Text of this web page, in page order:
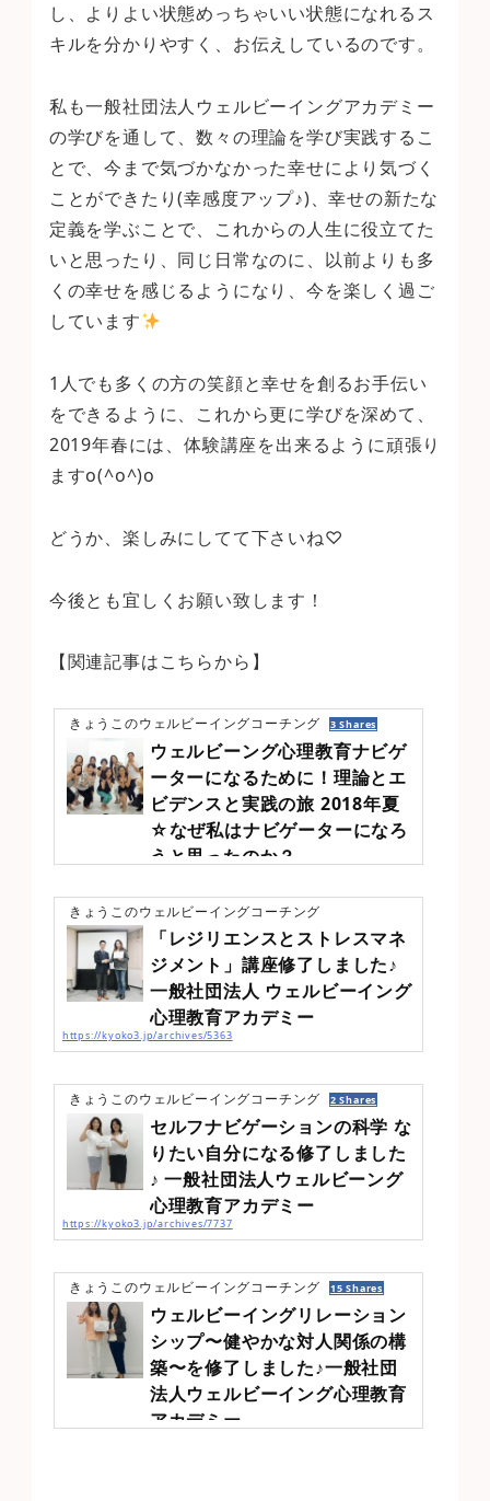
し、よりよい状態めっちゃいい状態になれるス
キルを分かりやすく、お伝えしているのです。
私も一般社団法人ウェルビーイングアカデミー
の学びを通して、数々の理論を学び実践するこ
とで、今まで気づかなかった幸せにより気づく
ことができたり(幸感度アップ♪)、幸せの新たな
定義を学ぶことで、これからの人生に役立てた
いと思ったり、同じ日常なのに、以前よりも多
くの幸せを感じるようになり、今を楽しく過ご
しています
1人でも多くの方の笑顔と幸せを創るお手伝い
をできるように、これから更に学びを深めて、
2019年春には、体験講座を出来るように頑張り
ますo(^o^)o
どうか、楽しみにしてて下さいね♡
今後とも宜しくお願い致します！
【関連記事はこちらから】
きょうこのウェルビーイングコーチング 3 Shares
ウェルビーング心理教育ナビゲ
ーターになるために！理論とエ
ビデンスと実践の旅 2018年夏
☆なぜ私はナビゲーターになろ
うと思ったのか？
ビゲーターになるために、7/ 13・14 8/10の3日間、計19時間の講座を学びま
した☆そもそも私はなぜ？ナビゲーターを目指そうかと思ったのか？(笑)それは、
awe（オー）の理念と、設立目的に共感したからなのです！理念幸せに関する科
学的知見を人生に活かす。設立の目的「人や社会を幸せに導く、科学的根拠に基
づいた理論と方法」を学び、実践し、自分の人生を自分で創造できる人たちを増
やすこと。ポジティブ心理学をはじめとするエビデンスに基づいた理論やス...
きょうこのウェルビーイングコーチング
「レジリエンスとストレスマネ
ジメント」講座修了しました♪
一般社団法人 ウェルビーイング
心理教育アカデミー
https://kyoko3.jp/archives/5363
前回3/10にストレスマネジメントについて学びましたが、3/27レジリエンスに
は何か？②レジリエンスを高める要因③レジリエンスの認知テクニックレジリ
エンスとは「元に戻っていく力」の事を言います人は、失敗や逆境・困難な状況
に陥って、心が傷つく事がありますでも、大丈夫！体に自然治癒力があるよう
に、心にも治癒力があるのですそれがレジリエンスなんですそしてレジリエンス
は誰でも持っているのですどんなに傷ついて、もうダメだと思っていても、人は
きょうこのウェルビーイングコーチング 2 Shares
セルフナビゲーションの科学 な
りたい自分になる修了しました
♪ 一般社団法人ウェルビーング
心理教育アカデミー
https://kyoko3.jp/archives/7737
7/10と7/31の二日間でセルフナビゲーションの科学を受講しました〜！一般社
が講座を担当されると言うことで、「面白そう！」と思い申し込みました(タイト
ルにも惹かれたんだよね♡)学べて良かった3つのポイント1) なりたい自分になる
こととウェルビーングの関係性を知る・脳と意志力の関係を学べたのは、良かっ
た！・望む力2) 北極星をみつけるワークが面白かった3) セルフコンパッション・
自分も思いやる・慈悲の瞑想ビジョンボードを作ったよ前も、別の勉強...
きょうこのウェルビーイングコーチング 15 Shares
ウェルビーイングリレーション
シップ〜健やかな対人関係の構
築〜を修了しました♪一般社団
法人ウェルビーイング心理教育
アカデミー